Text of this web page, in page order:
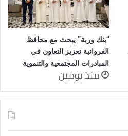
“بنك وربة” يبحث مع محافظ
الفروانية تعزيز التعاون في
المبادرات المجتمعية والتنموية
منذ يومين